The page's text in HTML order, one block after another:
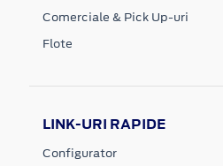
Comerciale & Pick Up-uri
Flote
LINK-URI RAPIDE
Configurator